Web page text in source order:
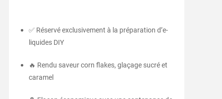
✅ Réservé exclusivement à la préparation d’e-
liquides DIY
🔥 Rendu saveur corn flakes, glaçage sucré et
caramel